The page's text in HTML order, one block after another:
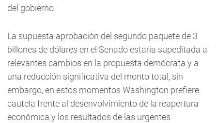
del gobierno.
La supuesta aprobación del segundo paquete de 3
billones de dólares en el Senado estaría supeditada a
relevantes cambios en la propuesta demócrata y a
una reducción significativa del monto total, sin
embargo, en estos momentos Washington prefiere
cautela frente al desenvolvimiento de la reapertura
económica y los resultados de las urgentes